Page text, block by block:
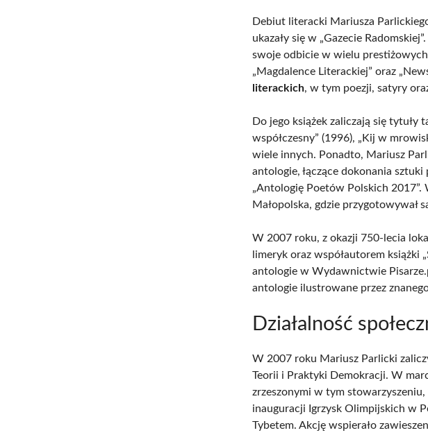
Debiut literacki Mariusza
ukazały się w „Gazecie
swoje odbicie w wielu
„Magdalence Literackiej” oraz
literackich, w tym poezji, satyry
Do jego książek zaliczają się tytuły
współczesny” (1996), „Kij w
wiele innych. Ponadto, Mariusz
antologie, łączące dokonania
„Antologię Poetów Polskich 2017”.
Małopolska, gdzie przygotowywał
W 2007 roku, z okazji 750-lecia
limeryk oraz współautorem książki
antologie w Wydawnictwie
antologie ilustrowane przez
Działalność
W 2007 roku Mariusz Parlicki
Teorii i Praktyki Demokracji. W
zrzeszonymi w tym
inauguracji Igrzysk Olimpijskich w
Tybetem. Akcję wspierało